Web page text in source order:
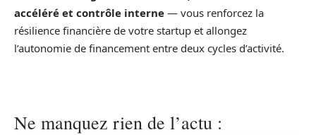
accéléré et contrôle interne — vous renforcez la
résilience financière de votre startup et allongez
l’autonomie de financement entre deux cycles d’activité.
Ne manquez rien de l’actu :